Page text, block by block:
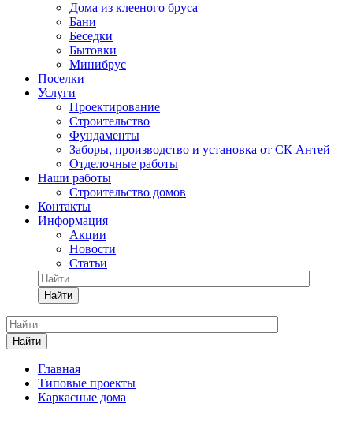
Дома из клееного бруса
Бани
Беседки
Бытовки
Минибрус
Поселки
Услуги
Проектирование
Строительство
Фундаменты
Заборы, производство и установка от СК Антей
Отделочные работы
Наши работы
Строительство домов
Контакты
Информация
Акции
Новости
Статьи
Найти
Найти
Главная
Типовые проекты
Каркасные дома